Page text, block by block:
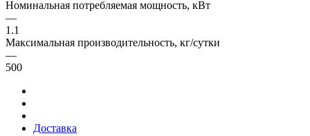
Номинальная потребляемая мощность, кВт
—
1.1
Максимальная производительность, кг/сутки
—
500
Доставка